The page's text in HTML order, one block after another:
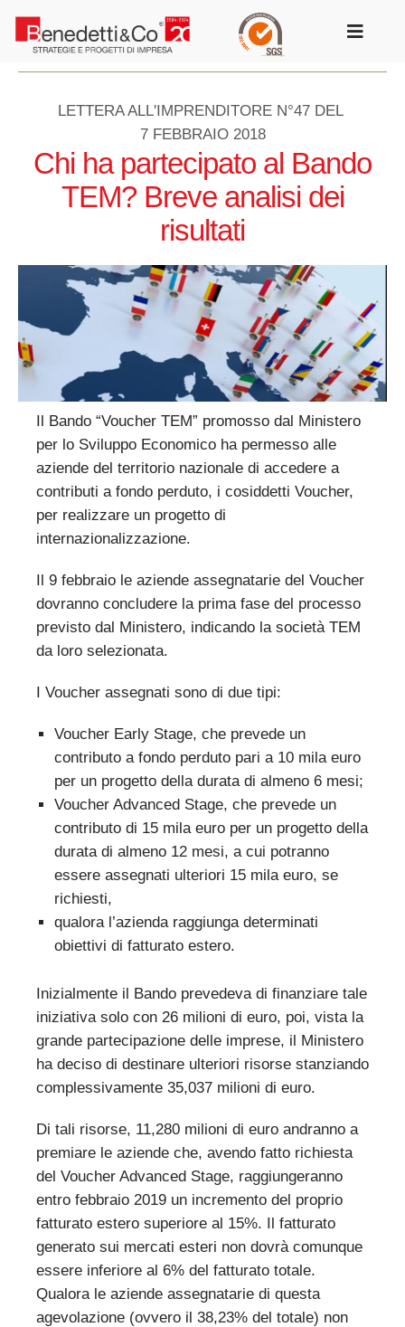
contenuto
Toggle
LETTERA ALL'IMPRENDITORE N°47 DEL
7 FEBBRAIO 2018
Chi ha partecipato al Bando
TEM? Breve analisi dei
risultati
Il Bando “Voucher TEM” promosso dal Ministero
per lo Sviluppo Economico ha permesso alle
aziende del territorio nazionale di accedere a
contributi a fondo perduto, i cosiddetti Voucher,
per realizzare un progetto di
internazionalizzazione.
Il 9 febbraio le aziende assegnatarie del Voucher
dovranno concludere la prima fase del processo
previsto dal Ministero, indicando la società TEM
da loro selezionata.
I Voucher assegnati sono di due tipi:
Voucher Early Stage, che prevede un
contributo a fondo perduto pari a 10 mila euro
per un progetto della durata di almeno 6 mesi;
Voucher Advanced Stage, che prevede un
contributo di 15 mila euro per un progetto della
durata di almeno 12 mesi, a cui potranno
essere assegnati ulteriori 15 mila euro, se
richiesti,
qualora l’azienda raggiunga determinati
obiettivi di fatturato estero.
Inizialmente il Bando prevedeva di finanziare tale
iniziativa solo con 26 milioni di euro, poi, vista la
grande partecipazione delle imprese, il Ministero
ha deciso di destinare ulteriori risorse stanziando
complessivamente 35,037 milioni di euro.
Di tali risorse, 11,280 milioni di euro andranno a
premiare le aziende che, avendo fatto richiesta
del Voucher Advanced Stage, raggiungeranno
entro febbraio 2019 un incremento del proprio
fatturato estero superiore al 15%. Il fatturato
generato sui mercati esteri non dovrà comunque
essere inferiore al 6% del fatturato totale.
Qualora le aziende assegnatarie di questa
agevolazione (ovvero il 38,23% del totale) non